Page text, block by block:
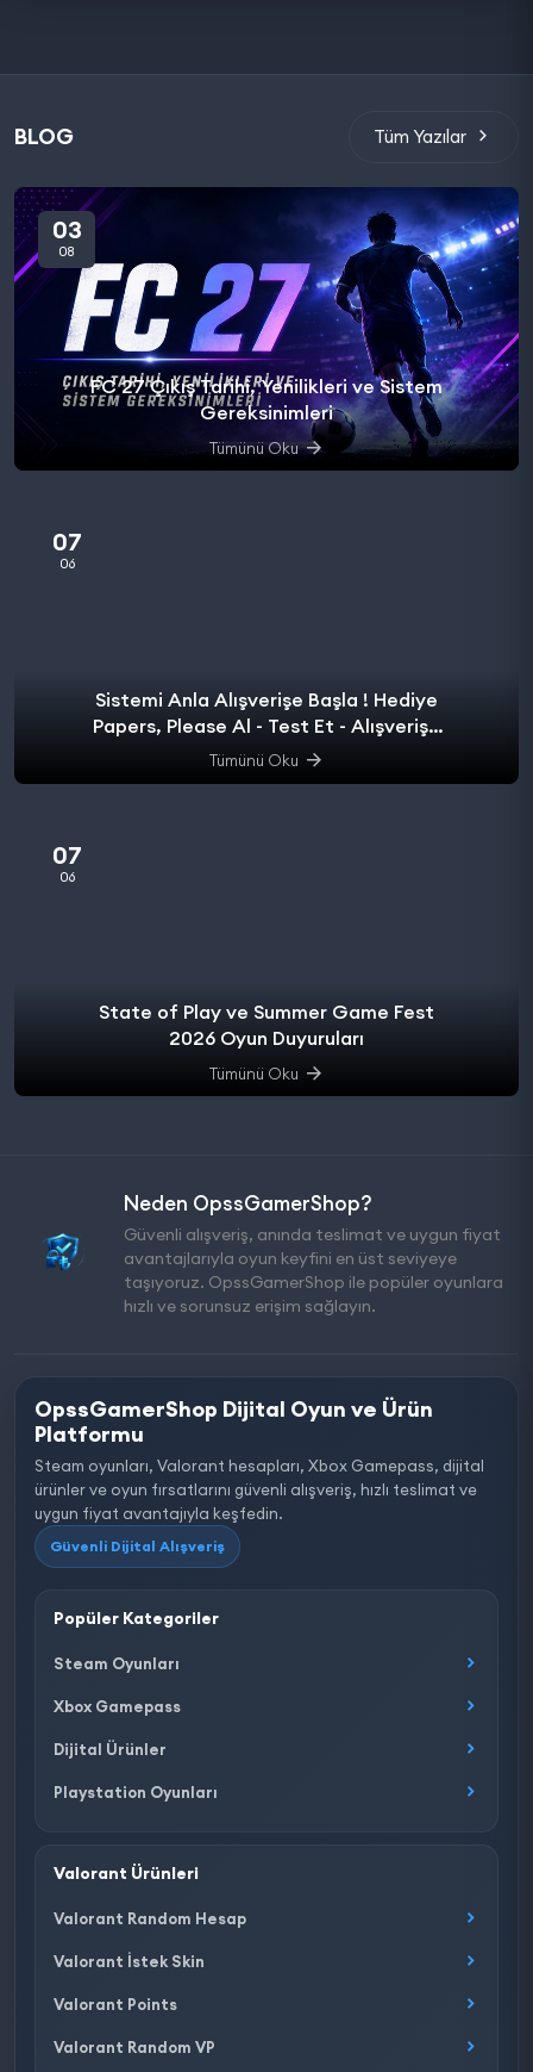
BLOG Tüm Yazılar
03
08
FC 27 Çıkış Tarihi, Yenilikleri ve Sistem
Gereksinimleri
Tümünü Oku
07
06
Sistemi Anla Alışverişe Başla ! Hediye
Papers, Please Al - Test Et - Alışverişe
başla.
Tümünü Oku
07
06
State of Play ve Summer Game Fest
2026 Oyun Duyuruları
Tümünü Oku
Neden OpssGamerShop?
Güvenli alışveriş, anında teslimat ve uygun fiyat
avantajlarıyla oyun keyfini en üst seviyeye
taşıyoruz. OpssGamerShop ile popüler oyunlara
hızlı ve sorunsuz erişim sağlayın.
OpssGamerShop Dijital Oyun ve Ürün
Platformu
Steam oyunları, Valorant hesapları, Xbox Gamepass, dijital
ürünler ve oyun fırsatlarını güvenli alışveriş, hızlı teslimat ve
uygun fiyat avantajıyla keşfedin.
Güvenli Dijital Alışveriş
Popüler Kategoriler
Steam Oyunları
Xbox Gamepass
Dijital Ürünler
Playstation Oyunları
Valorant Ürünleri
Valorant Random Hesap
Valorant İstek Skin
Valorant Points
Valorant Random VP